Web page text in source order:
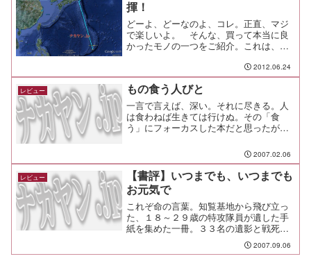
揮！
どーよ、どーなのよ、コレ。正直、マジ
で楽しいよ。 そんな、買って本当に良
かったモノの一つをご紹介。これは、グ
こまでも、まっすぐ。 ひたすらまっす
ぐの3時間。次は、着陸してから成田空港
の中をどう飛行機は動い...
2012.06.24
レビュー もの食う人びと
一言で言えば、深い。それに尽きる。人
は食わねば生きては行けぬ。その「食
う」にフォーカスした本だと思ったが、
2007.02.06
レビュー
【書評】いつまでも、いつまでも
お元気で
これぞ命の言葉。知覧基地から飛び立っ
た、１８～２９歳の特攻隊員が遺した手
紙を集めた一冊。３３名の遺影と戦死日
2007.09.06